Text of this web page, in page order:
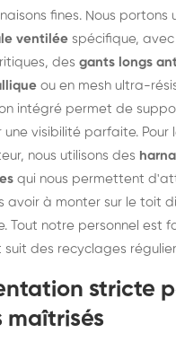
fines. Nous portons
ventilée spécifique,
des gants longs
ou en mesh ultra-
intégré permet de
visibilité parfaite. Pour
nous utilisons des
qui nous permettent
avoir à monter sur le toit
Tout notre personnel est
suit des recyclages
stricte
maîtrisés